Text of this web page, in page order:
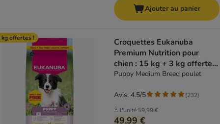
Ajouter au panier
kg offertes !
Croquettes Eukanuba
Premium Nutrition pour
chien : 15 kg + 3 kg offertes
!Puppy Medium Breed poulet
À l'unité 59,99 €
49,99 €
Avis: 4.5/5 (232)